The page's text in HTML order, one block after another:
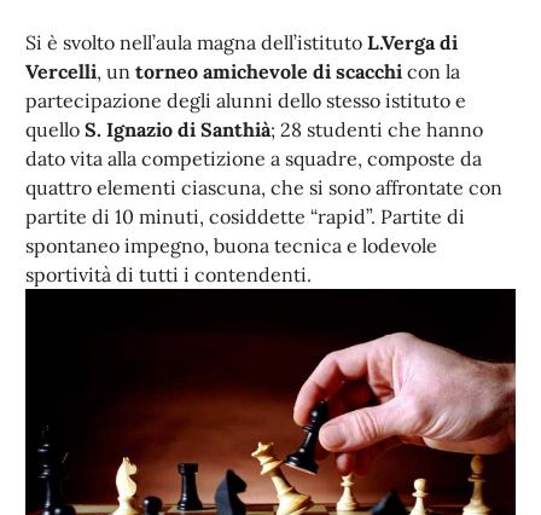
Si è svolto nell’aula magna dell’istituto L.Verga di
Vercelli, un torneo amichevole di scacchi con la
partecipazione degli alunni dello stesso istituto e
quello S. Ignazio di Santhià; 28 studenti che hanno
dato vita alla competizione a squadre, composte da
quattro elementi ciascuna, che si sono affrontate con
partite di 10 minuti, cosiddette “rapid”. Partite di
spontaneo impegno, buona tecnica e lodevole
sportività di tutti i contendenti.